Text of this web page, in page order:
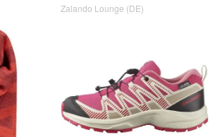
Zalando Lounge (DE)